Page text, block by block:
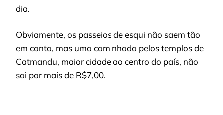
dia.
Obviamente, os passeios de esqui não saem tão
em conta, mas uma caminhada pelos templos de
Catmandu, maior cidade ao centro do país, não
sai por mais de R$7,00.